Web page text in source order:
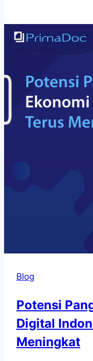
Blog
Potensi
Digital
Meningkat